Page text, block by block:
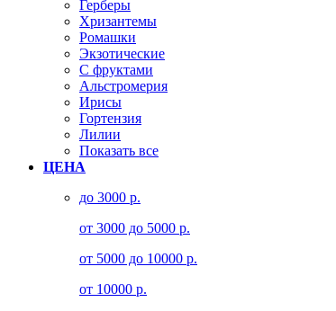
Герберы
Хризантемы
Ромашки
Экзотические
С фруктами
Альстромерия
Ирисы
Гортензия
Лилии
Показать все
ЦЕНА
до 3000 р.
от 3000 до 5000 р.
от 5000 до 10000 р.
от 10000 р.